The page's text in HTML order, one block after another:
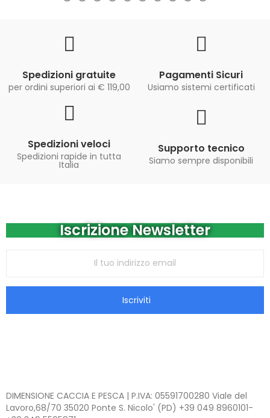
Spedizioni gratuite
per ordini superiori ai € 119,00
Pagamenti Sicuri
Usiamo sistemi certificati
Spedizioni veloci
Spedizioni rapide in tutta
Italia
Supporto tecnico
Siamo sempre disponibili
Iscrizione Newsletter
Iscriviti
DIMENSIONE CACCIA E PESCA | P.IVA: 05591700280 Viale del
Lavoro,68/70 35020 Ponte S. Nicolo' (PD) +39 049 8960101-